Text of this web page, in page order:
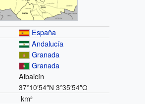
España
Andalucía
Granada
Granada
Albaicín
37°10′54″N 3°35′54″O
km²